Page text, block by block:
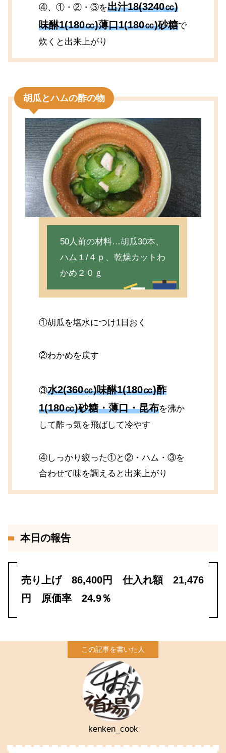
④、①・②・③を出汁18(3240㏄)
味醂1(180㏄)薄口1(180㏄)砂糖で
炊くと出来上がり
胡瓜とハムの酢の物
50人前の材料…胡瓜30本、
ハム１/４ｐ、乾燥カットわ
かめ２０ｇ
①胡瓜を塩水につけ1日おく
②わかめを戻す
③水2(360㏄)味醂1(180㏄)酢
1(180㏄)砂糖・薄口・昆布を沸か
して酢っ気を飛ばして冷やす
④しっかり絞った①と②・ハム・③を
合わせて味を調えると出来上がり
本日の報告
売り上げ 86,400円 仕入れ額 21,476
円 原価率 24.9％
kenken_cook